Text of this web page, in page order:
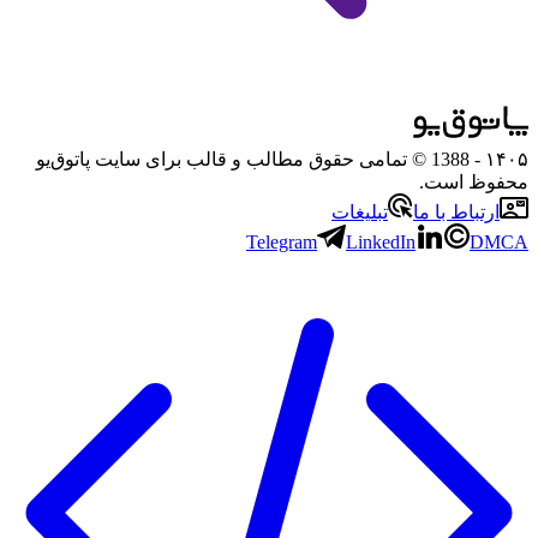
۱۴۰۵
- 1388 © تمامی حقوق مطالب و قالب برای سایت پاتوق‌یو
محفوظ است.
ارتباط با ما
تبلیغات
Telegram
LinkedIn DMCA